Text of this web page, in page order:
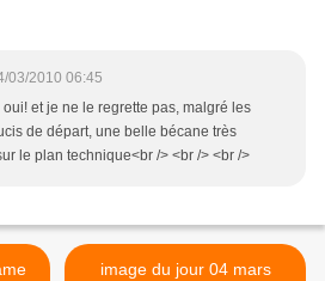
03/2010 06:45
oui! et je ne le regrette pas, malgré les
de départ, une belle bécane très
le plan technique<br /> <br /> <br />
image du jour 04 mars